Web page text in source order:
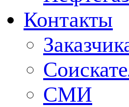
Контакты
СМИ